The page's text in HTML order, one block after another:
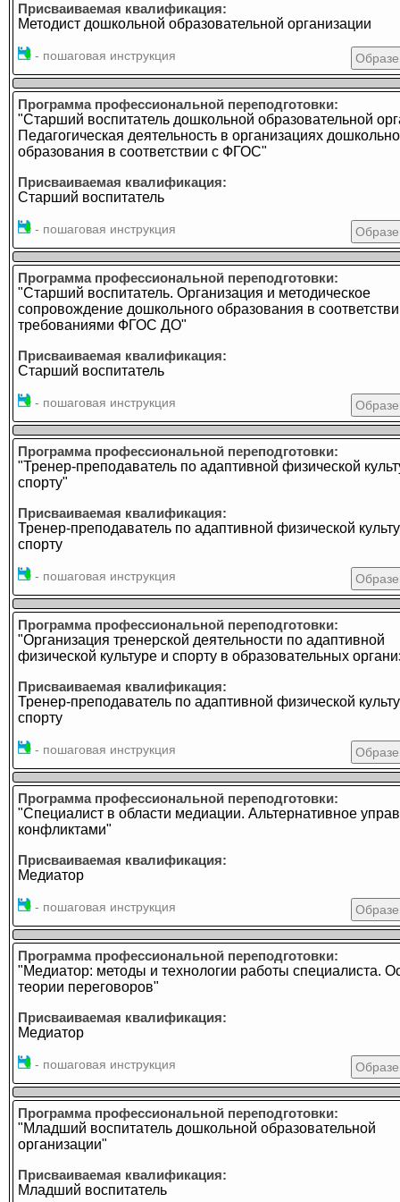
Присваиваемая квалификация:
Методист дошкольной образовательной организации
- пошаговая инструкция
Программа профессиональной переподготовки:
"Старший воспитатель дошкольной образовательной
Педагогическая деятельность в организациях
образования в соответствии с ФГОС"
Присваиваемая квалификация:
Старший воспитатель
- пошаговая инструкция
Программа профессиональной переподготовки:
"Старший воспитатель. Организация и методическое
сопровождение дошкольного образования в
требованиями ФГОС ДО"
Присваиваемая квалификация:
Старший воспитатель
- пошаговая инструкция
Программа профессиональной переподготовки:
"Тренер-преподаватель по адаптивной физической
спорту"
Присваиваемая квалификация:
Тренер-преподаватель по адаптивной физической
спорту
- пошаговая инструкция
Программа профессиональной переподготовки:
"Организация тренерской деятельности по адаптивной
физической культуре и спорту в образовательных
Присваиваемая квалификация:
Тренер-преподаватель по адаптивной физической
спорту
- пошаговая инструкция
Программа профессиональной переподготовки:
"Специалист в области медиации. Альтернативное
конфликтами"
Присваиваемая квалификация:
Медиатор
- пошаговая инструкция
Программа профессиональной переподготовки:
"Медиатор: методы и технологии работы специалиста.
теории переговоров"
Присваиваемая квалификация:
Медиатор
- пошаговая инструкция
Программа профессиональной переподготовки:
"Младший воспитатель дошкольной образовательной
организации"
Присваиваемая квалификация:
Младший воспитатель